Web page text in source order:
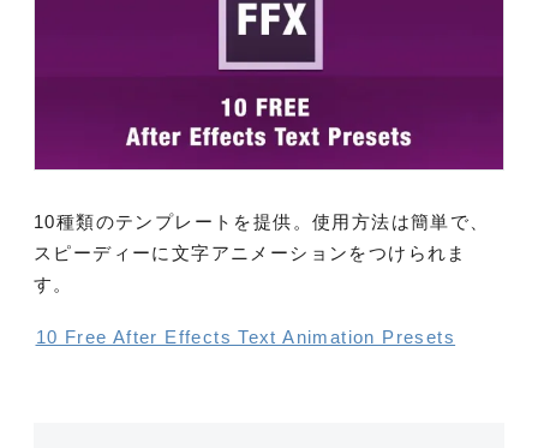
10種類のテンプレートを提供。使用方法は簡単で、
スピーディーに文字アニメーションをつけられま
す。
10 Free After Effects Text Animation Presets